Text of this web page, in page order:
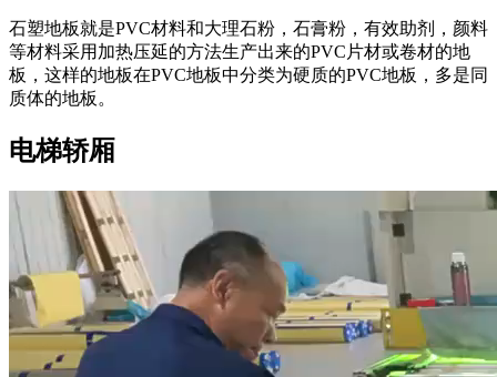
石塑地板就是PVC材料和大理石粉，石膏粉，有效助剂，颜料
等材料采用加热压延的方法生产出来的PVC片材或卷材的地
板，这样的地板在PVC地板中分类为硬质的PVC地板，多是同
质体的地板。
电梯轿厢